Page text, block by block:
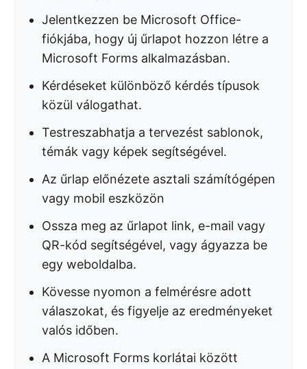
Jelentkezzen be Microsoft Office-
fiókjába, hogy új űrlapot hozzon létre a
Microsoft Forms alkalmazásban.
Kérdéseket különböző kérdés típusok
közül válogathat.
Testreszabhatja a tervezést sablonok,
témák vagy képek segítségével.
Az űrlap előnézete asztali számítógépen
vagy mobil eszközön
Ossza meg az űrlapot link, e-mail vagy
QR-kód segítségével, vagy ágyazza be
egy weboldalba.
Kövesse nyomon a felmérésre adott
válaszokat, és figyelje az eredményeket
valós időben.
A Microsoft Forms korlátai között